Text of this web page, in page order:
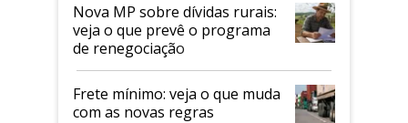
Nova MP sobre dívidas rurais:
veja o que prevê o programa
de renegociação
Frete mínimo: veja o que muda
com as novas regras